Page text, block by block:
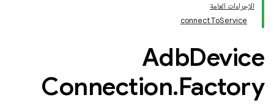
الإجراءات العامة
connectToService
AdbDevice
Connection.Factory